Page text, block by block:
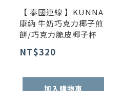
【 泰國連線 】KUNNA
康納 牛奶巧克力椰子煎
餅/巧克力脆皮椰子杯
NT$320
加入購物車